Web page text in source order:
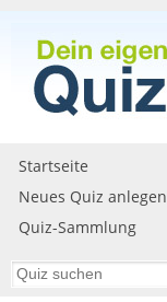
Startseite
Neues Quiz anlegen
Quiz-Sammlung